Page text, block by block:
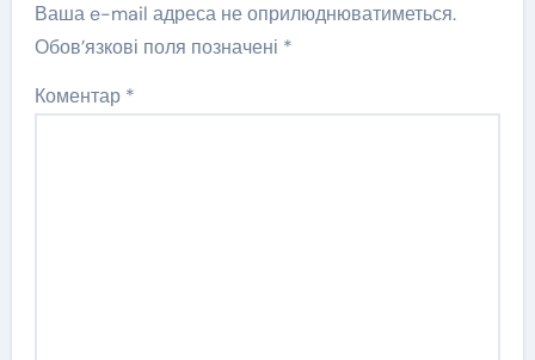
Ваша e-mail адреса не оприлюднюватиметься.
Обов’язкові поля позначені *
Коментар *